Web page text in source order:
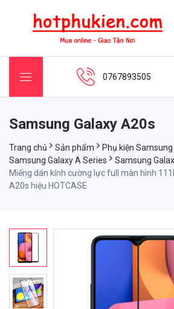
0767893505
Samsung Galaxy A20s
Trang chủ Sản phẩm
Phụ kiện Samsung
Samsung Galaxy A Series
Samsung
Miếng dán kính cường lực full màn hình
A20s hiệu HOTCASE